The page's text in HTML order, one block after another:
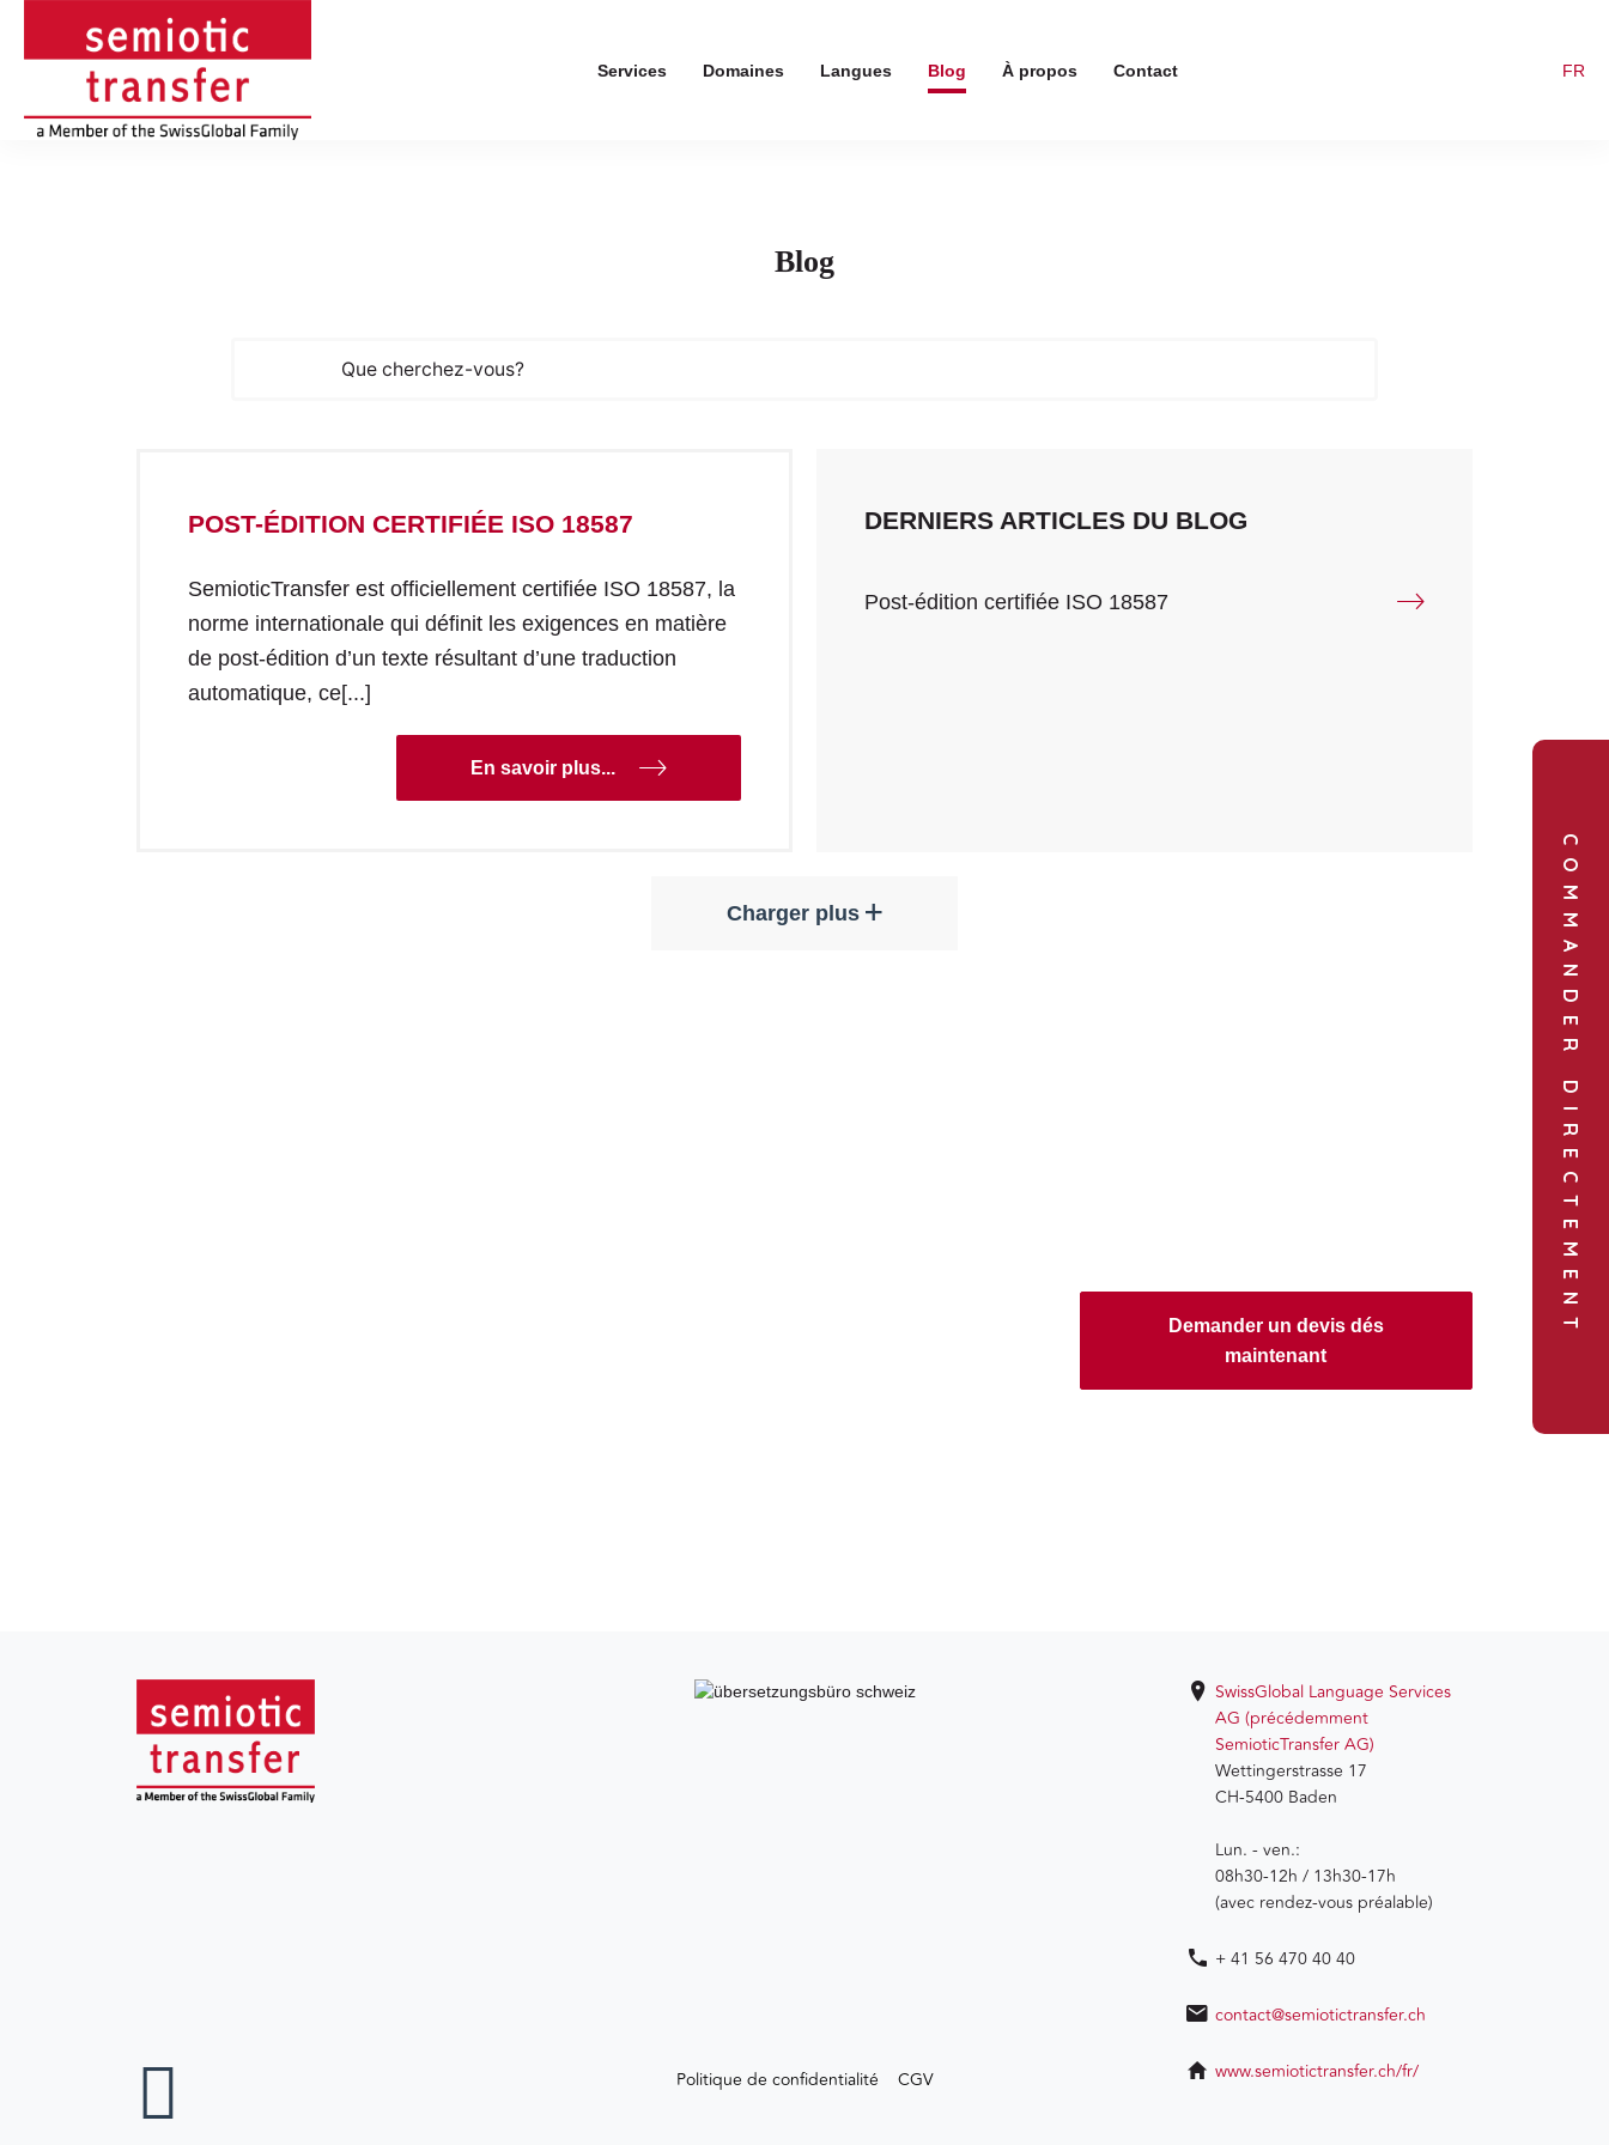
Services Domaines Langues Blog À propos Contact FR
Blog
POST-ÉDITION CERTIFIÉE ISO 18587
SemioticTransfer est officiellement certifiée ISO 18587, la
norme internationale qui définit les exigences en matière
de post-édition d’un texte résultant d’une traduction
automatique, ce[...]
En savoir plus...
DERNIERS ARTICLES DU BLOG
Post-édition certifiée ISO 18587
Charger plus
Demander un devis dés
maintenant
SwissGlobal Language Services
AG (précédemment
SemioticTransfer AG)
Wettingerstrasse 17
CH-5400 Baden
Lun. - ven.:
08h30-12h / 13h30-17h
(avec rendez-vous préalable)
+ 41 56 470 40 40
contact@semiotictransfer.ch
www.semiotictransfer.ch/fr/
Politique de confidentialité CGV
COMMANDER DIRECTEMENT